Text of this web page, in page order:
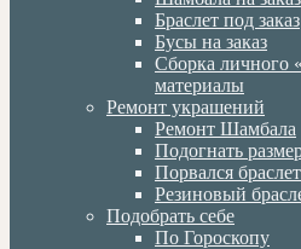
Браслет под заказ
Бусы на заказ
Сборка личного
материалы
Ремонт украшений
Ремонт Шамбала
Подогнать
Порвался
Резиновый
Подобрать себе
По Гороскопу